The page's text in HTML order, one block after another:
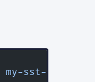
my-sst-app